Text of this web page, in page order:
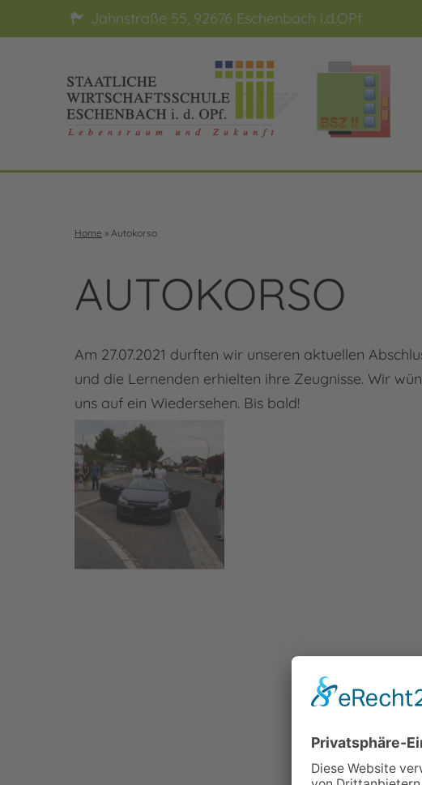
Jahnstraße 55, 92676 Eschenbach i.d.OPf
Home » Autokorso
AUTOKORSO
Am 27.07.2021 durften wir unseren aktuellen
und die Lernenden erhielten ihre Zeugnisse. Wir
uns auf ein Wiedersehen. Bis bald!